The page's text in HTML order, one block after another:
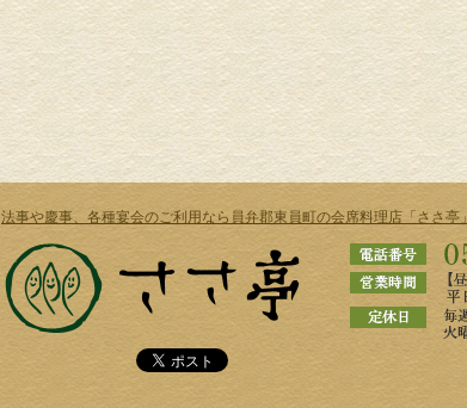
法事や慶事、各種宴会のご利用なら員弁郡東員町の会席料理店「ささ亭」